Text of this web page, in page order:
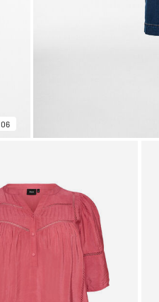
06